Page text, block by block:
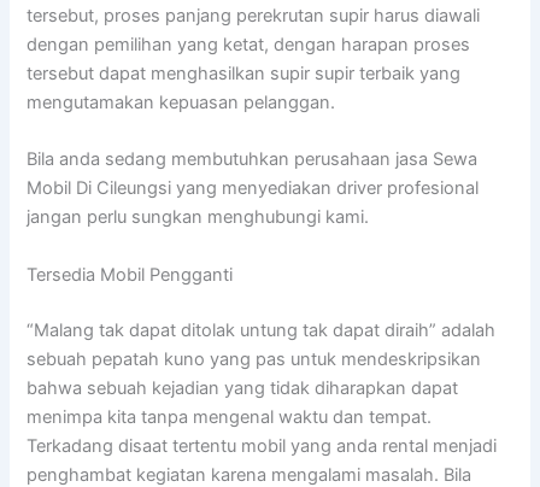
tersebut, proses panjang perekrutan supir harus diawali
dengan pemilihan yang ketat, dengan harapan proses
tersebut dapat menghasilkan supir supir terbaik yang
mengutamakan kepuasan pelanggan.
Bila anda sedang membutuhkan perusahaan jasa Sewa
Mobil Di Cileungsi yang menyediakan driver profesional
jangan perlu sungkan menghubungi kami.
Tersedia Mobil Pengganti
“Malang tak dapat ditolak untung tak dapat diraih” adalah
sebuah pepatah kuno yang pas untuk mendeskripsikan
bahwa sebuah kejadian yang tidak diharapkan dapat
menimpa kita tanpa mengenal waktu dan tempat.
Terkadang disaat tertentu mobil yang anda rental menjadi
penghambat kegiatan karena mengalami masalah. Bila